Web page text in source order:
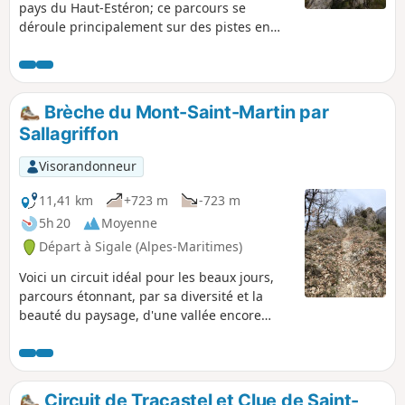
pays du Haut-Estéron; ce parcours se
déroule principalement sur des pistes en
montagne de Charamel qui, à elle seule,
vaut le détour : le panorama est sublime. On
redescend ensuite doucement sur le village
du Mas.Brèche du Mont-Saint-Martin par
Sallagriffon
Visorandonneur
11,41 km
+723 m
-723 m
5h 20
Moyenne
Départ à Sigale (Alpes-Maritimes)
Voici un circuit idéal pour les beaux jours,
parcours étonnant, par sa diversité et la
beauté du paysage, d'une vallée encore
l'ambiance tranquille des pinèdes et
chênaies dominant la verdoyante plaine
agricole de Sallagriffon, avec une vue
Circuit de Tracastel et Clue de Saint-